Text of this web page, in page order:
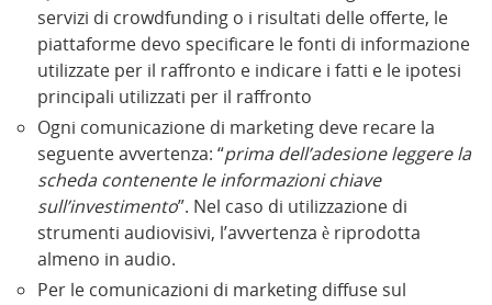
servizi di crowdfunding o i risultati delle offerte, le
piattaforme devo specificare le fonti di informazione
utilizzate per il raffronto e indicare i fatti e le ipotesi
principali utilizzati per il raffronto
Ogni comunicazione di marketing deve recare la
seguente avvertenza: “prima dell’adesione leggere la
scheda contenente le informazioni chiave
sull’investimento”. Nel caso di utilizzazione di
strumenti audiovisivi, l’avvertenza è riprodotta
almeno in audio.
Per le comunicazioni di marketing diffuse sul